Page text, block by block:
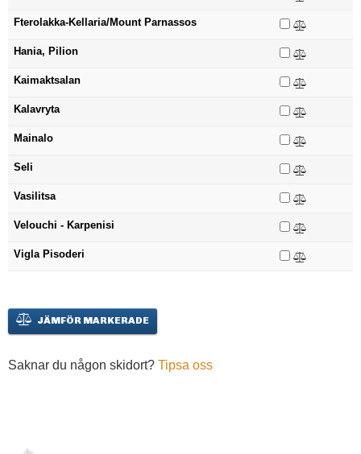
Fterolakka-Kellaria/Mount Parnassos
Hania, Pilion
Kaimaktsalan
Kalavryta
Mainalo
Seli
Vasilitsa
Velouchi - Karpenisi
Vigla Pisoderi
JÄMFÖR MARKERADE
Saknar du någon skidort? Tipsa oss